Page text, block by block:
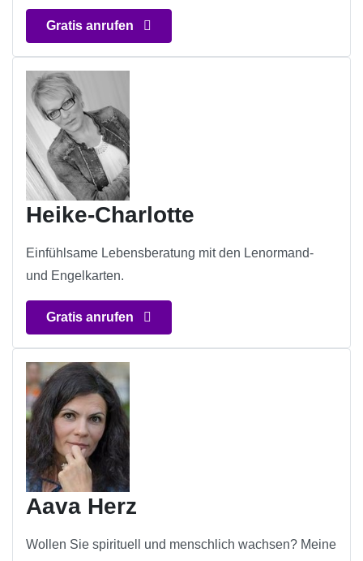
Gratis anrufen
Heike-Charlotte
Einfühlsame Lebensberatung mit den Lenormand-
und Engelkarten.
Gratis anrufen
Aava Herz
Wollen Sie spirituell und menschlich wachsen? Meine